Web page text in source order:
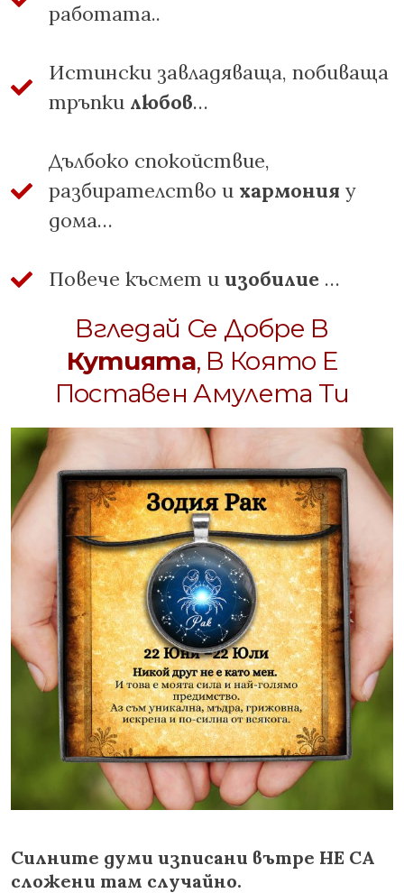
работата..
Истински завладяваща, побиваща
тръпки любов…
Дълбоко спокойствие,
разбирателство и хармония у
дома…
Повече късмет и изобилие …
Вгледай Се Добре В
Кутията, В Която Е
Поставен Амулета Ти
Силните думи изписани вътре НЕ СА
сложени там случайно.